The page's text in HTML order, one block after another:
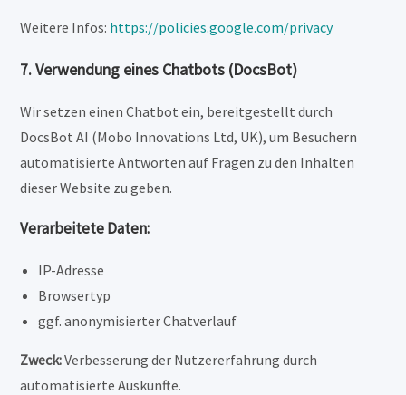
Weitere Infos: https://policies.google.com/privacy
7. Verwendung eines Chatbots (DocsBot)
Wir setzen einen Chatbot ein, bereitgestellt durch
DocsBot AI (Mobo Innovations Ltd, UK), um Besuchern
automatisierte Antworten auf Fragen zu den Inhalten
dieser Website zu geben.
Verarbeitete Daten:
IP-Adresse
Browsertyp
ggf. anonymisierter Chatverlauf
Zweck:Verbesserung der Nutzererfahrung durch
automatisierte Auskünfte.